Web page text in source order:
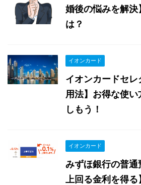
婚後の悩みを解決
は？
イオンカード
イオンカードセ
用法】お得な使
しもう！
イオンカード
みずほ銀行の普
上回る金利を得